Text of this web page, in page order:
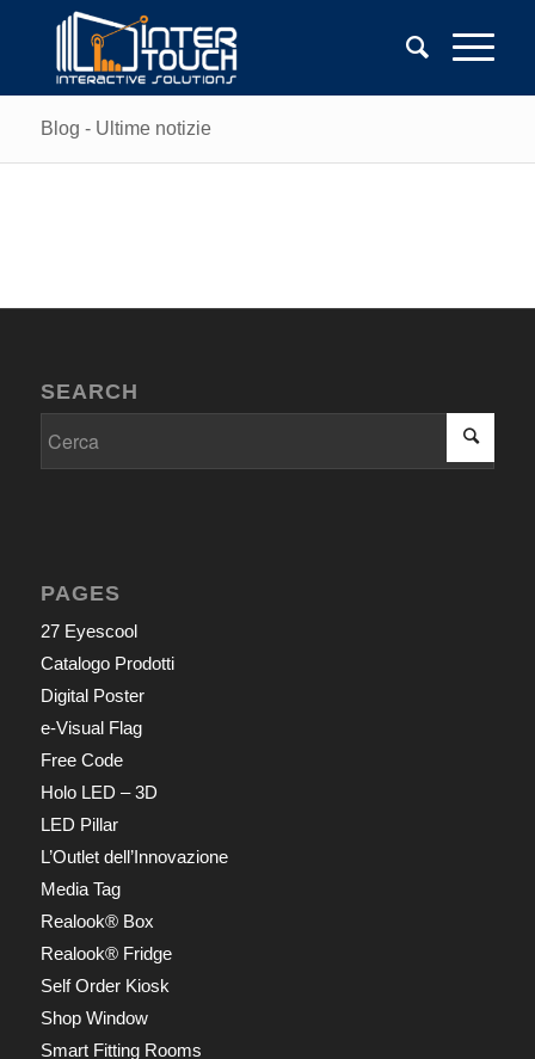
Blog - Ultime notizie
SEARCH
PAGES
27 Eyescool
Catalogo Prodotti
Digital Poster
e-Visual Flag
Free Code
Holo LED – 3D
LED Pillar
L’Outlet dell’Innovazione
Media Tag
Realook® Box
Realook® Fridge
Self Order Kiosk
Shop Window
Smart Fitting Rooms